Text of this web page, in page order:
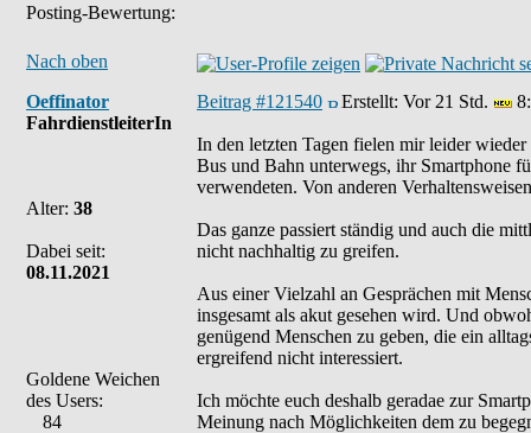
Posting-Bewertung:
Nach oben
Oeffinator
FahrdienstleiterIn
Alter: 38
Dabei seit:
08.11.2021
Goldene Weichen
des Users:
84
Beitrag #121540 Erstellt: Vor 21 Std.
In den letzten Tagen fielen mir leider
Bus und Bahn unterwegs, ihr Smartphone
verwendeten. Von anderen
Das ganze passiert ständig und auch die
nicht nachhaltig zu greifen.
Aus einer Vielzahl an Gesprächen mit
insgesamt als akut gesehen wird. Und
genügend Menschen zu geben, die ein
ergreifend nicht interessiert.
Ich möchte euch deshalb geradae zur
Meinung nach Möglichkeiten dem zu